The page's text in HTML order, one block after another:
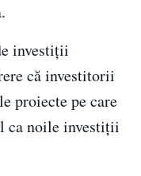
investiţii
că investitorii
proiecte pe care
ca noile investiţii